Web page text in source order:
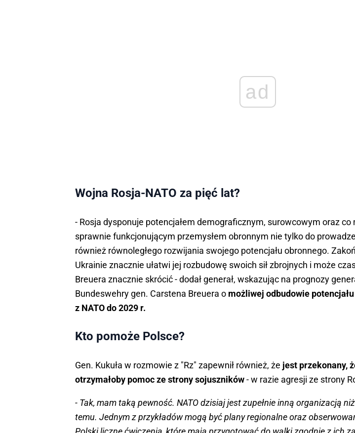
ad
Wojna Rosja-NATO za pięć lat?
- Rosja dysponuje potencjałem demograficznym, surowcowym oraz
sprawnie funkcjonującym przemysłem obronnym nie tylko do
również równoległego rozwijania swojego potencjału obronnego.
Ukrainie znacznie ułatwi jej rozbudowę swoich sił zbrojnych i może
Breuera znacznie skrócić - dodał generał, wskazując na prognozy
Bundeswehry gen. Carstena Breuera o możliwej odbudowie
z NATO do 2029 r.
Kto pomoże Polsce?
Gen. Kukuła w rozmowie z "Rz" zapewnił również, że jest przekonany,
otrzymałoby pomoc ze strony sojuszników- w razie agresji ze strony
- Tak, mam taką pewność. NATO dzisiaj jest zupełnie inną organizacją
temu. Jednym z przykładów mogą być plany regionalne oraz